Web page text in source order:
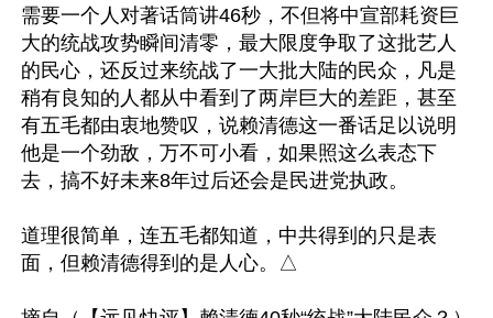
需要一个人对著话筒讲46秒，不但将中宣部耗资巨
大的统战攻势瞬间清零，最大限度争取了这批艺人
的民心，还反过来统战了一大批大陆的民众，凡是
稍有良知的人都从中看到了两岸巨大的差距，甚至
有五毛都由衷地赞叹，说赖清德这一番话足以说明
他是一个劲敌，万不可小看，如果照这么表态下
去，搞不好未来8年过后还会是民进党执政。
道理很简单，连五毛都知道，中共得到的只是表
面，但赖清德得到的是人心。△